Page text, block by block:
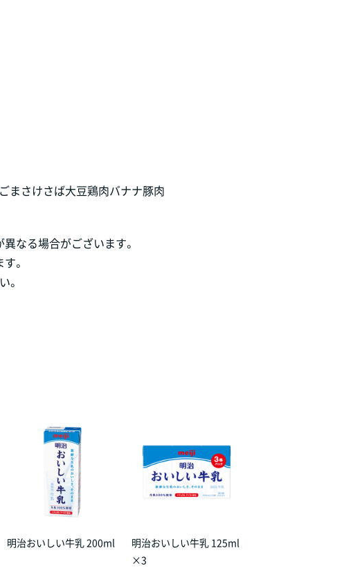
ごまさけさば大豆鶏肉バナナ豚肉
なる場合がございます。
。
。
明治おいしい牛乳 200ml
明治おいしい牛乳 125ml
×3